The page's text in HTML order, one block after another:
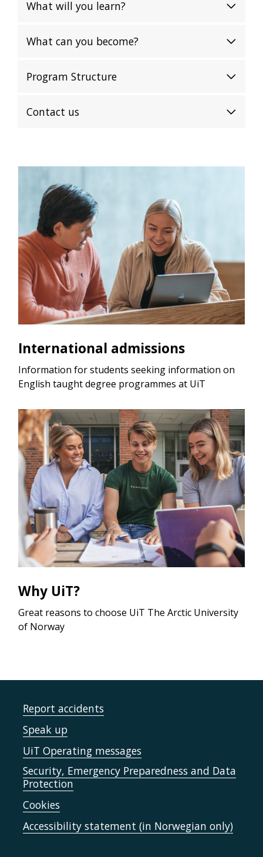
What will you learn?
What can you become?
Program Structure
Contact us
International admissions
Information for students seeking information on
English taught degree programmes at UiT
Why UiT?
Great reasons to choose UiT The Arctic University
of Norway
Report accidents
Speak up
UiT Operating messages
Security, Emergency Preparedness and Data
Protection
Cookies
Accessibility statement (in Norwegian only)